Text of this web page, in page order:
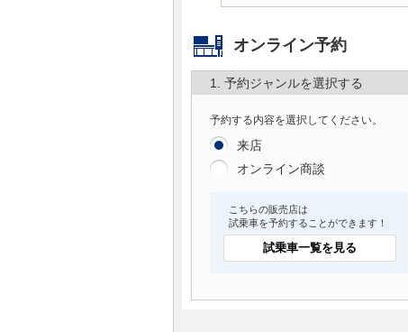
オンライン予約
1. 予約ジャンルを選択する
予約する内容を選択してください。
来店
オンライン商談
こちらの販売店は
試乗車を予約することができます！
試乗車一覧を見る